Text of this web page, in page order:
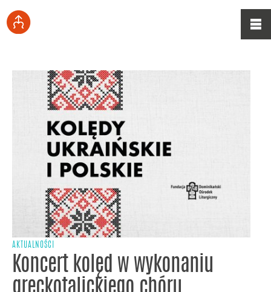
AKTUALNOŚCI
Koncert kolęd w wykonaniu